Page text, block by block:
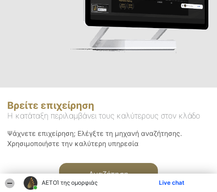
ΑΕΤΟΊ της ομορφιάς Live chat
Βρείτε επιχείρηση
Η κατάταξη περιλαμβάνει τους καλύτερους στον κλάδο
Ψάχνετε επιχείρηση; Ελέγξτε τη μηχανή αναζήτησης.
Χρησιμοποιήστε την καλύτερη υπηρεσία
Αναζήτηση